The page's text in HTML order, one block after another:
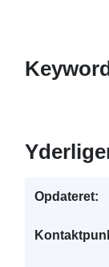
Opdateret: